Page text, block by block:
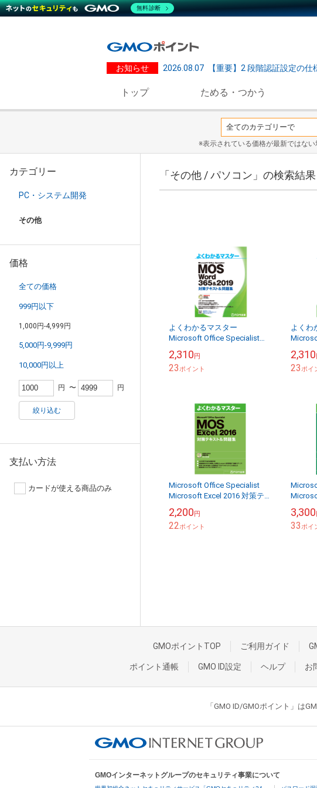
お知らせ 2026.08.07 【重要】2 段階認証設定の
トップ ためる・つかう
※表示されている価格が最新ではな
カテゴリー
PC・システム開発
その他
価格
全ての価格
999円以下
1,000円-4,999円
5,000円-9,999円
10,000円以上
円 〜 円
絞り込む
支払い方法
カードが使える商品のみ
「その他 / パソコン」の検索結果
よくわかるマスター
Microsoft Office Specialist
ト & 問題...
2,310円
23ポイント
よくわ
&問題
2,310
23ポイ
Microsoft Office Specialist
Microsoft Excel 2016 対策テキ
2,200円
22ポイント
3,300
33ポイ
GMOポイントTOP ご利用ガイド
ポイント通帳 GMO ID設定 ヘルプ お
「GMO ID/GMOポイント」は
GMOインターネットグループのセキュリティ事業について
無料診断